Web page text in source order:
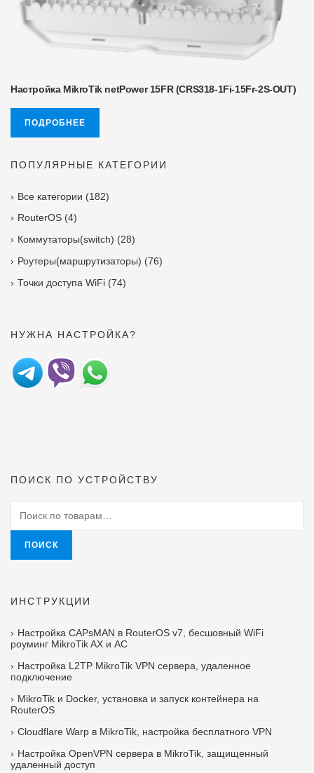
Настройка MikroTik netPower 15FR (CRS318-1Fi-15Fr-2S-OUT)
ПОДРОБНЕЕ
ПОПУЛЯРНЫЕ КАТЕГОРИИ
Все категории (182)
RouterOS (4)
Коммутаторы(switch) (28)
Роутеры(маршрутизаторы) (76)
Точки доступа WiFi (74)
НУЖНА НАСТРОЙКА?
ПОИСК ПО УСТРОЙСТВУ
ПОИСК
ИНСТРУКЦИИ
Настройка CAPsMAN в RouterOS v7, бесшовный WiFi
роуминг MikroTik AX и AC
Настройка L2TP MikroTik VPN сервера, удаленное
подключение
MikroTik и Docker, установка и запуск контейнера на
RouterOS
Cloudflare Warp в MikroTik, настройка бесплатного VPN
Настройка OpenVPN сервера в MikroTik, защищенный
удаленный доступ